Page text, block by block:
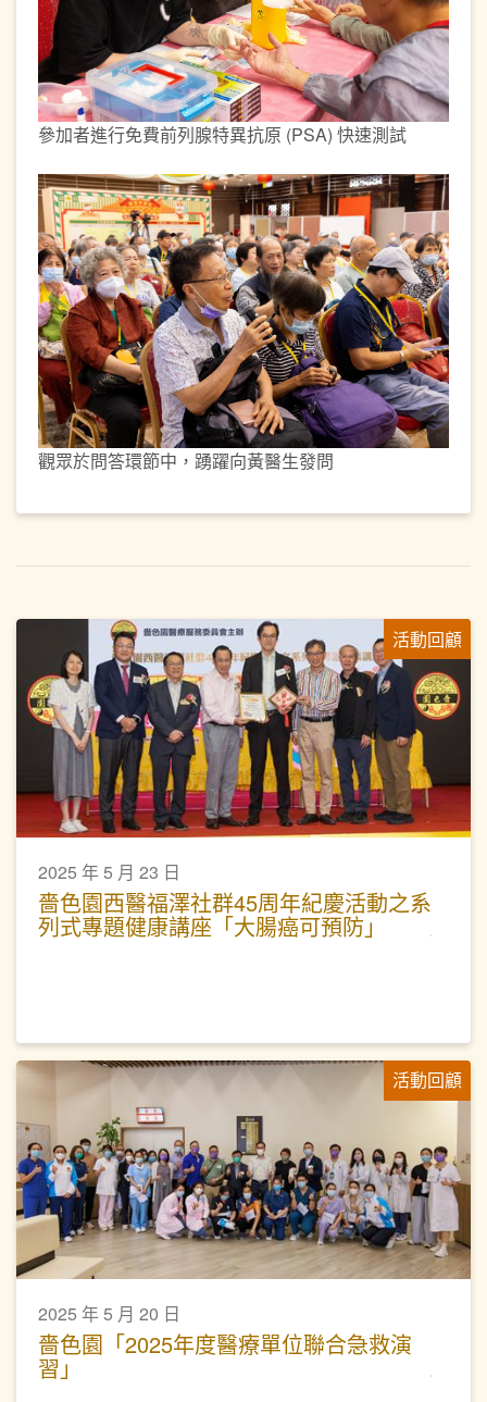
參加者進行免費前列腺特異抗原 (PSA) 快速測試
觀眾於問答環節中，踴躍向黃醫生發問
活動回顧
2025 年 5 月 23 日
嗇色園西醫福澤社群45周年紀慶活動之系
列式專題健康講座「大腸癌可預防」
活動回顧
2025 年 5 月 20 日
嗇色園「2025年度醫療單位聯合急救演
習」